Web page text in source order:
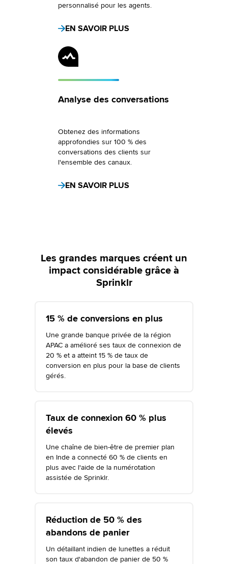
personnalisé pour les agents.
EN SAVOIR PLUS
Analyse des conversations
Obtenez des informations
approfondies sur 100 % des
conversations des clients sur
l'ensemble des canaux.
EN SAVOIR PLUS
Les grandes marques créent un
impact considérable grâce à
Sprinklr
15 % de conversions en plus
Une grande banque privée de la région
APAC a amélioré ses taux de connexion de
20 % et a atteint 15 % de taux de
conversion en plus pour la base de clients
gérés.
Taux de connexion 60 % plus
élevés
Une chaîne de bien-être de premier plan
en Inde a connecté 60 % de clients en
plus avec l'aide de la numérotation
assistée de Sprinklr.
Réduction de 50 % des
abandons de panier
Un détaillant indien de lunettes a réduit
son taux d'abandon de panier de 50 %